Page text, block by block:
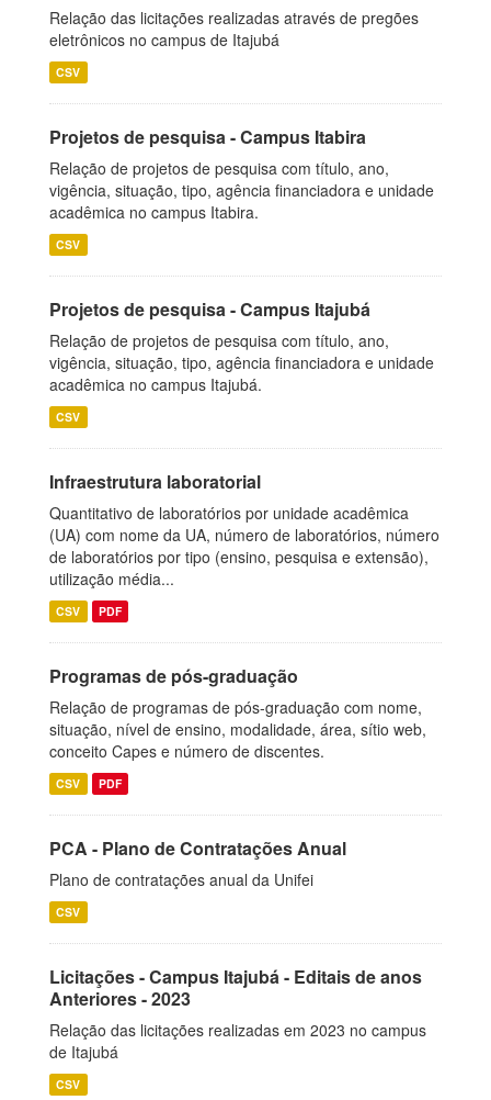
Relação das licitações realizadas através de pregões
eletrônicos no campus de Itajubá
CSV
Projetos de pesquisa - Campus Itabira
Relação de projetos de pesquisa com título, ano,
vigência, situação, tipo, agência financiadora e unidade
acadêmica no campus Itabira.
CSV
Projetos de pesquisa - Campus Itajubá
Relação de projetos de pesquisa com título, ano,
vigência, situação, tipo, agência financiadora e unidade
acadêmica no campus Itajubá.
CSV
Infraestrutura laboratorial
Quantitativo de laboratórios por unidade acadêmica
(UA) com nome da UA, número de laboratórios, número
de laboratórios por tipo (ensino, pesquisa e extensão),
utilização média...
CSV PDF
Programas de pós-graduação
Relação de programas de pós-graduação com nome,
situação, nível de ensino, modalidade, área, sítio web,
conceito Capes e número de discentes.
CSV PDF
PCA - Plano de Contratações Anual
Plano de contratações anual da Unifei
CSV
Licitações - Campus Itajubá - Editais de anos
Anteriores - 2023
Relação das licitações realizadas em 2023 no campus
de Itajubá
CSV